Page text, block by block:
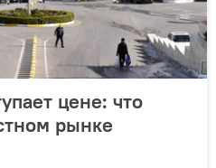
цене: что
рынке